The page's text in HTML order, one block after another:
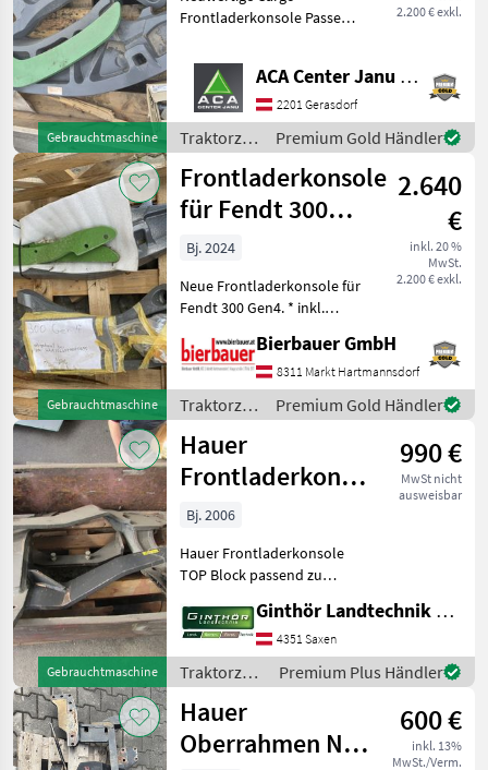
Gebrauchtmaschine
2.200 € exkl.
Frontladerkonsole Passend
S4/Gen4 Fendt 400 Vario
Fendt 500 Vario S4/ SCR/Ge
ACA Center Janu GmbH
2201 Gerasdorf
Traktorzubehör
/ Fendt
Premium Gold Händler
Gebrauchtmaschine
Frontladerkonsole
für Fendt 300
Gen4.
2.640
€
inkl. 20 %
MwSt.
2.200 € exkl.
Bj. 2024
Neue Frontladerkonsole für
Fendt 300 Gen4. * inkl.
Interesse an dieser
Maschine oder Fragen zum
technischen Zustand und
zur Verfügbarkei
Bierbauer GmbH
8311 Markt Hartmannsdorf
Traktorzubehör
/ Fendt
Premium Gold Händler
Gebrauchtmaschine
Hauer
Frontladerkonsole
zu Deutz Fahr
Agroplus
990 €
MwSt nicht
ausweisbar
Bj. 2006
Hauer Frontladerkonsole
TOP Block passend zu
/ 95 + inkl. Schrauben +
Gegen Aufpreis mit
Unterzug erhältlich sofort
einsatzbereit s
Ginthör Landtechnik GmbH
4351 Saxen
Traktorzubehör
/ Hauer
Premium Plus Händler
Hauer
Oberrahmen N
600 €
inkl. 13%
MwSt./Verm.